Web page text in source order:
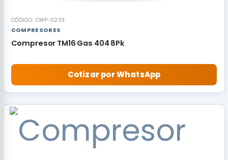
CÓDIGO: CMP-0203
COMPRESORES
Compresor TM16 Gas 404 8Pk
Cotizar por WhatsApp
OFERTA